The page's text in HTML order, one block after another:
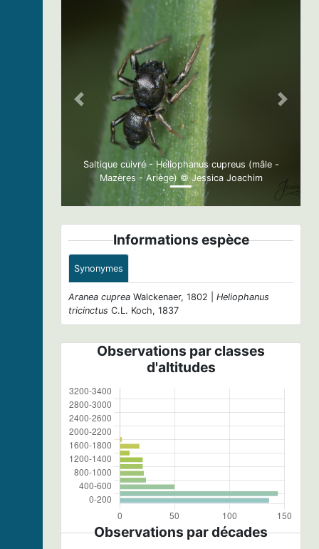
Saltique cuivré - Heliophanus cupreus (mâle -
Mazères - Ariège) © Jessica Joachim
Previous Next
Informations espèce
Synonymes
Aranea cuprea Walckenaer, 1802 | Heliophanus
tricinctus C.L. Koch, 1837
Observations par classes
d'altitudes
Observations par décades